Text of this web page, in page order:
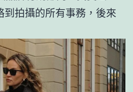
拍攝的所有事務，後來